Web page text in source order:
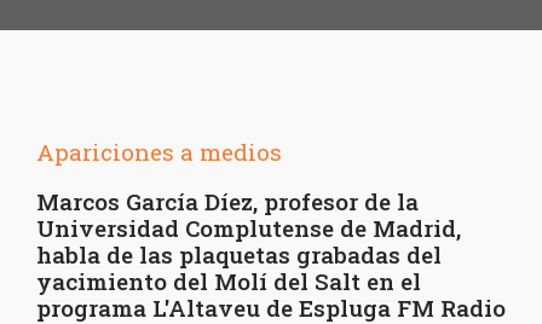
Apariciones a medios
Marcos García Díez, profesor de la
Universidad Complutense de Madrid,
habla de las plaquetas grabadas del
yacimiento del Molí del Salt en el
programa L'Altaveu de Espluga FM Radio